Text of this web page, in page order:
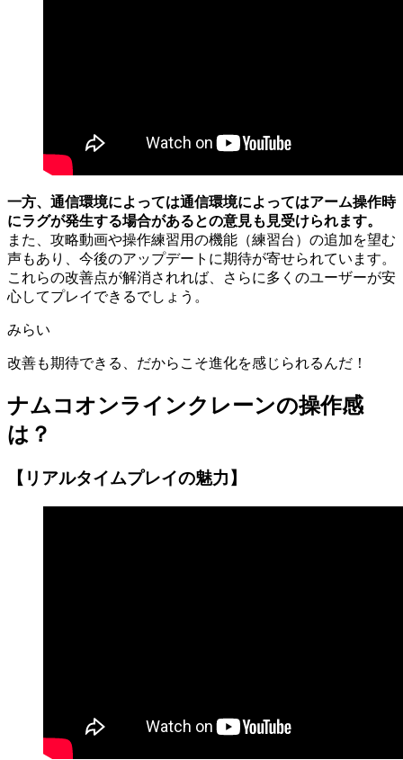
一方、通信環境によっては通信環境によってはアーム操作時
にラグが発生する場合があるとの意見も見受けられます。
また、攻略動画や操作練習用の機能（練習台）の追加を望む
声もあり、今後のアップデートに期待が寄せられています。
これらの改善点が解消されれば、さらに多くのユーザーが安
心してプレイできるでしょう。
みらい
改善も期待できる、だからこそ進化を感じられるんだ！
ナムコオンラインクレーンの操作感
は？
【リアルタイムプレイの魅力】